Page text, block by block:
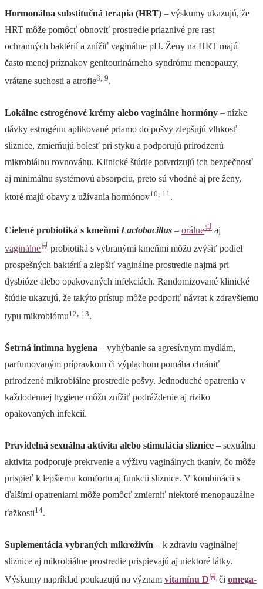
Hormonálna substitučná terapia (HRT) – výskumy ukazujú, že
HRT môže pomôcť obnoviť prostredie priaznivé pre rast
ochranných baktérií a znížiť vaginálne pH. Ženy na HRT majú
často menej príznakov genitourinárneho syndrómu menopauzy,
vrátane suchosti a atrofie8 9.
Lokálne estrogénové krémy alebo vaginálne hormóny – nízke
dávky estrogénu aplikované priamo do pošvy zlepšujú vlhkosť
sliznice, zmierňujú bolesť pri styku a podporujú prirodzenú
mikrobiálnu rovnováhu. Klinické štúdie potvrdzujú ich bezpečnosť
aj minimálnu systémovú absorpciu, preto sú vhodné aj pre ženy,
ktoré majú obavy z užívania hormónov10 11 .
Cielené probiotiká s kmeňmi Lactobacillus – orálne🛒 aj
vaginálne🛒 probiotiká s vybranými kmeňmi môžu zvýšiť podiel
prospešných baktérií a zlepšiť vaginálne prostredie najmä pri
dysbióze alebo opakovaných infekciách. Randomizované klinické
štúdie ukazujú, že takýto prístup môže podporiť návrat k zdravšiemu
typu mikrobiómu12, 13.
Šetrná intímna hygiena – vyhýbanie sa agresívnym mydlám,
parfumovaným prípravkom či výplachom pomáha chrániť
prirodzené mikrobiálne prostredie pošvy. Jednoduché opatrenia v
každodennej hygiene môžu znížiť podráždenie aj riziko
opakovaných infekcií.
Pravidelná sexuálna aktivita alebo stimulácia sliznice – sexuálna
aktivita podporuje prekrvenie a výživu vaginálnych tkanív, čo môže
prispieť k lepšiemu komfortu aj funkcii sliznice. V kombinácii s
ďalšími opatreniami môže pomôcť zmierniť niektoré menopauzálne
ťažkosti14.
Suplementácia vybraných mikroživín – k zdraviu vaginálnej
sliznice aj mikrobiálne prostredie prispievajú aj niektoré látky.
Výskumy napríklad poukazujú na význam vitamínu D 🛒 či omega-